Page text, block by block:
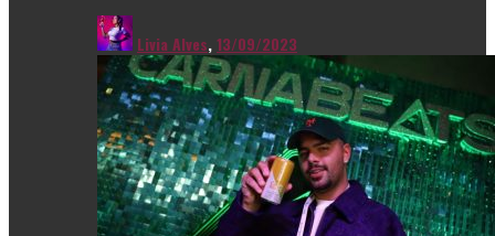
Livia Alves,13/09/2023